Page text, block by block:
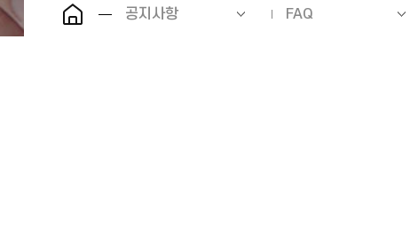
공지사항 FAQ